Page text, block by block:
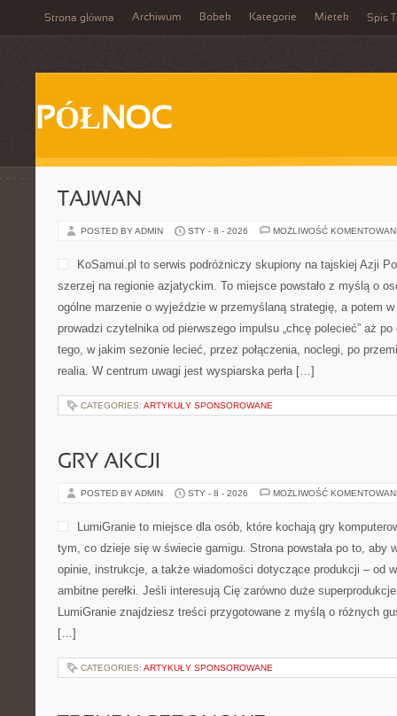
Strona główna Archiwum Bobek Kategorie Mietek Spis
PÓŁNOC
TAJWAN
POSTED BY ADMIN STY - 8 - 2026 MOŻLIWOŚĆ
KoSamui.pl to serwis podróżniczy skupiony na tajskiej Azji
szerzej na regionie azjatyckim. To miejsce powstało z myślą o
ogólne marzenie o wyjeździe w przemyślaną strategię, a potem
prowadzi czytelnika od pierwszego impulsu „chcę polecieć” aż
tego, w jakim sezonie lecieć, przez połączenia, noclegi, po
realia. W centrum uwagi jest wyspiarska perła […]
CATEGORIES: ARTYKUŁY SPONSOROWANE
GRY AKCJI
POSTED BY ADMIN STY - 8 - 2026 MOŻLIWOŚĆ
LumiGranie to miejsce dla osób, które kochają gry
tym, co dzieje się w świecie gamigu. Strona powstała po to, aby
opinie, instrukcje, a także wiadomości dotyczące produkcji – od
ambitne perełki. Jeśli interesują Cię zarówno duże
LumiGranie znajdziesz treści przygotowane z myślą o różnych
[…]
CATEGORIES: ARTYKUŁY SPONSOROWANE